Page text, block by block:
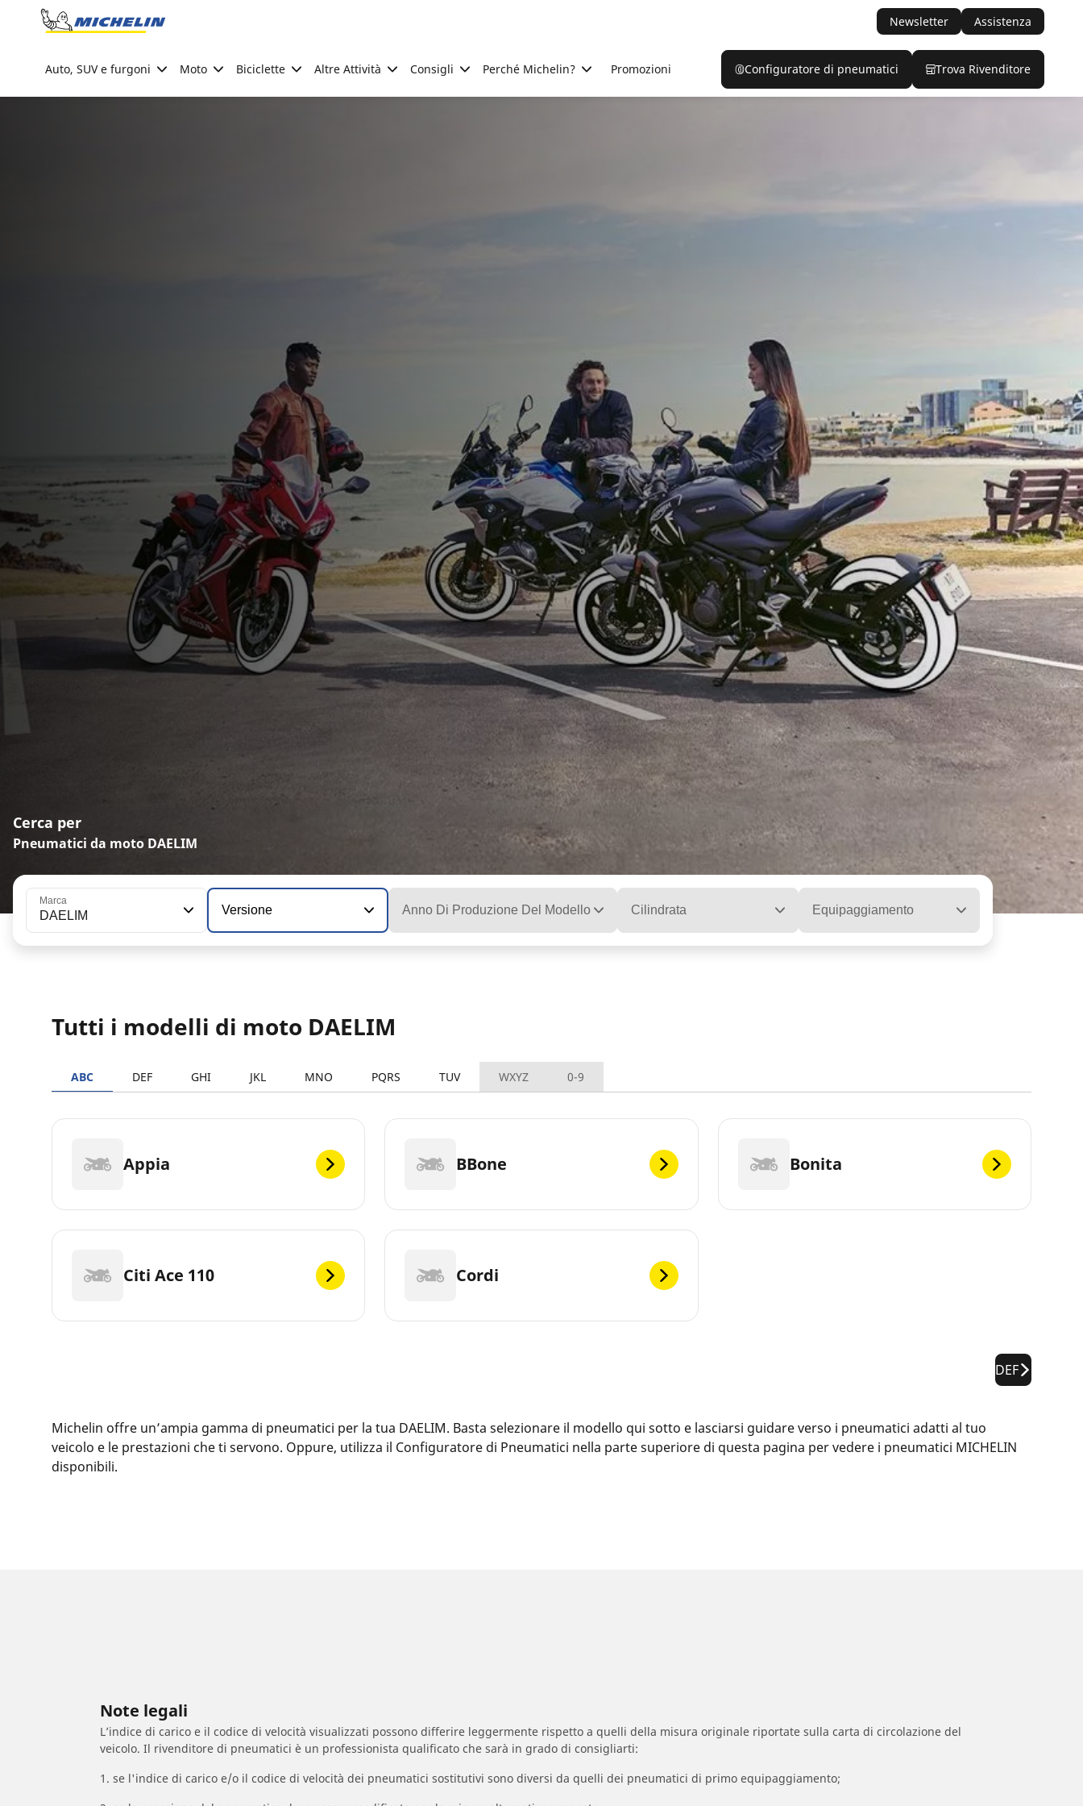
Go to page content
Newsletter Assistenza
Auto, SUV e furgoni Moto Biciclette Altre Attività Consigli Perché Michelin? Promozioni Configuratore di pneumatici Trova Rivenditore
Cerca per
Pneumatici da moto DAELIM
Marca
DAELIM Versione Anno Di Produzione Del Modello Cilindrata Equipaggiamento
Tutti i modelli di moto DAELIM
ABC DEF GHI JKL MNO PQRS TUV WXYZ 0-9
Appia BBone Bonita
Citi Ace 110 Cordi
DEF
Michelin offre un’ampia gamma di pneumatici per la tua DAELIM. Basta selezionare il modello qui sotto e lasciarsi guidare verso i pneumatici adatti al tuo
veicolo e le prestazioni che ti servono. Oppure, utilizza il Configuratore di Pneumatici nella parte superiore di questa pagina per vedere i pneumatici MICHELIN
disponibili.
Note legali
L’indice di carico e il codice di velocità visualizzati possono differire leggermente rispetto a quelli della misura originale riportate sulla carta di circolazione del
veicolo. Il rivenditore di pneumatici è un professionista qualificato che sarà in grado di consigliarti:
1. se l'indice di carico e/o il codice di velocità dei pneumatici sostitutivi sono diversi da quelli dei pneumatici di primo equipaggiamento;